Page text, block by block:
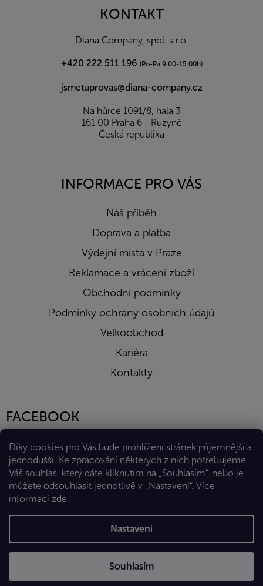
Díky cookies pro Vás bude prohlížení stránek příjemnější a
jednodušší. Ke zpracování některých z nich potřebujeme
Váš souhlas, který dáte kliknutím na „Souhlasím“, nebo je
můžete odsouhlasit jednotlivě v „Nastavení“. Více
informací zde.
Nastavení
Souhlasím
KONTAKT
Diana Company, spol. s r.o.
+420 222 511 196 (Po-Pá 9:00-15:00h)
jsmetuprovas@diana-company.cz
Na hůrce 1091/8, hala 3
161 00 Praha 6 - Ruzyně
Česká republika
INFORMACE PRO VÁS
Náš příběh
Doprava a platba
Výdejní místa v Praze
Reklamace a vrácení zboží
Obchodní podmínky
Podmínky ochrany osobních údajů
Velkoobchod
Kariéra
Kontakty
FACEBOOK
Vytvořil Shoptet Premium
Copyright 2026Eshop Diana Company, spol. s r.o.. Všechna
práva vyhrazena.